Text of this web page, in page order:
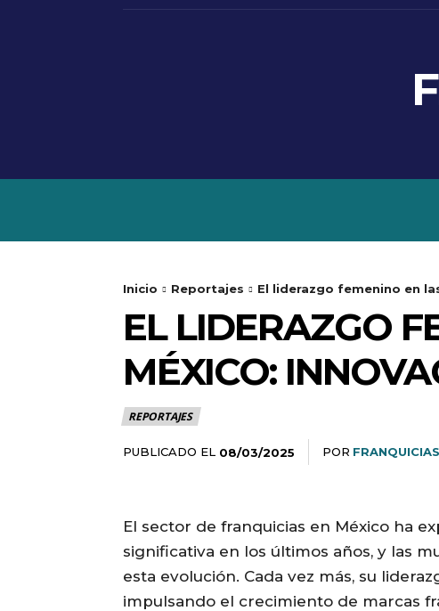
Inicio Reportajes El liderazgo femenino en
EL LIDERAZGO
MÉXICO:
REPORTAJES
PUBLICADO EL 08/03/2025 POR
El sector de franquicias en México ha
significativa en los últimos años, y las
esta evolución. Cada vez más, su
impulsando el crecimiento de marcas